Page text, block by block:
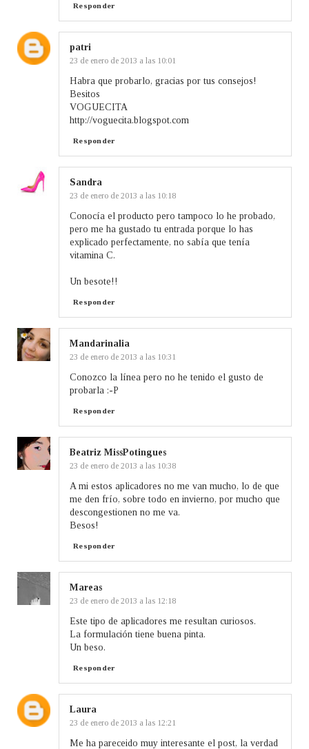
Responder
patri
23 de enero de 2013 a las 10:01
Habra que probarlo, gracias por tus consejos!
Besitos
VOGUECITA
http://voguecita.blogspot.com
Responder
Sandra
23 de enero de 2013 a las 10:18
Conocía el producto pero tampoco lo he probado,
pero me ha gustado tu entrada porque lo has
explicado perfectamente, no sabía que tenía
vitamina C.
Un besote!!
Responder
Mandarinalia
23 de enero de 2013 a las 10:31
Conozco la línea pero no he tenido el gusto de
probarla :-P
Responder
Beatriz MissPotingues
23 de enero de 2013 a las 10:38
A mi estos aplicadores no me van mucho, lo de que
me den frío, sobre todo en invierno, por mucho que
descongestionen no me va.
Besos!
Responder
Mareas
23 de enero de 2013 a las 12:18
Este tipo de aplicadores me resultan curiosos.
La formulación tiene buena pinta.
Un beso.
Responder
Laura
23 de enero de 2013 a las 12:21
Me ha pareceido muy interesante el post, la verdad